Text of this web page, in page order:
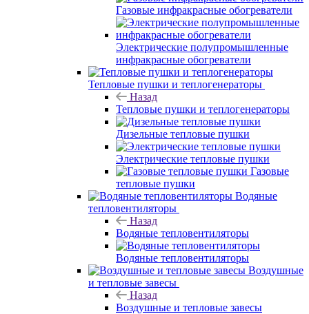
Газовые инфракрасные обогреватели
Электрические полупромышленные
инфракрасные обогреватели
Тепловые пушки и теплогенераторы
Назад
Тепловые пушки и теплогенераторы
Дизельные тепловые пушки
Электрические тепловые пушки
Газовые
тепловые пушки
Водяные
тепловентиляторы
Назад
Водяные тепловентиляторы
Водяные тепловентиляторы
Воздушные
и тепловые завесы
Назад
Воздушные и тепловые завесы